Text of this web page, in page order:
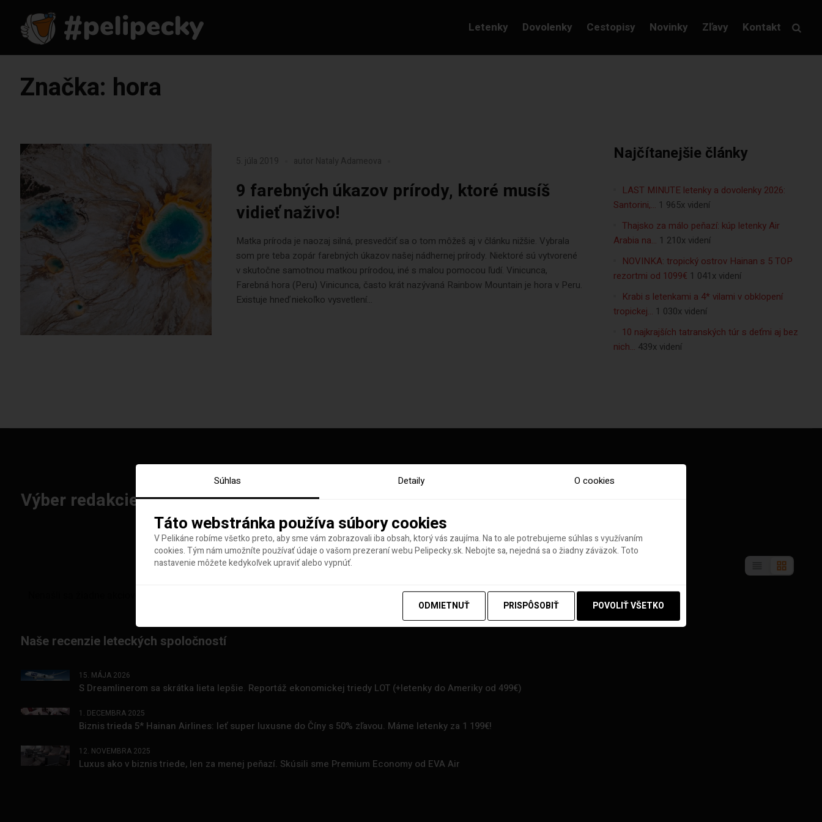
Letenky Dovolenky Cestopisy Novinky Zľavy Kontakt
Značka: hora
5. júla 2019 autor Nataly Adameova
9 farebných úkazov prírody, ktoré musíš
vidieť naživo!
Matka príroda je naozaj silná, presvedčiť sa o tom môžeš aj v článku nižšie. Vybrala
som pre teba zopár farebných úkazov našej nádhernej prírody. Niektoré sú vytvorené
v skutočne samotnou matkou prírodou, iné s malou pomocou ľudí. Vinicunca,
Farebná hora (Peru) Vinicunca, často krát nazývaná Rainbow Mountain je hora v Peru.
Existuje hneď niekoľko vysvetlení...
Najčítanejšie články
LAST MINUTE letenky a dovolenky 2026:
Santorini,… 1 965x videní
Thajsko za málo peňazí: kúp letenky Air
Arabia na… 1 210x videní
NOVINKA: tropický ostrov Hainan s 5 TOP
rezortmi od 1099€ 1 041x videní
Krabi s letenkami a 4* vilami v obklopení
tropickej… 1 030x videní
10 najkrajších tatranských túr s deťmi aj bez
nich… 439x videní
Výber redakcie: Najlepšie letenky tohto týždňa
Naše recenzie leteckých spoločností
15. MÁJA 2026
S Dreamlinerom sa skrátka lieta lepšie. Reportáž ekonomickej triedy LOT (+letenky do Ameriky od 499€)
1. DECEMBRA 2025
Biznis trieda 5* Hainan Airlines: leť super luxusne do Číny s 50% zľavou. Máme letenky za 1 199€!
12. NOVEMBRA 2025
Luxus ako v biznis triede, len za menej peňazí. Skúsili sme Premium Economy od EVA Air
Súhlas Detaily O cookies
Táto webstránka používa súbory cookies
V Pelikáne robíme všetko preto, aby sme vám zobrazovali iba obsah, ktorý vás zaujíma. Na to ale potrebujeme súhlas s využívaním
cookies. Tým nám umožníte používať údaje o vašom prezeraní webu Pelipecky.sk. Nebojte sa, nejedná sa o žiadny záväzok. Toto
nastavenie môžete kedykoľvek upraviť alebo vypnúť.
ODMIETNUŤ PRISPÔSOBIŤ POVOLIŤ VŠETKO